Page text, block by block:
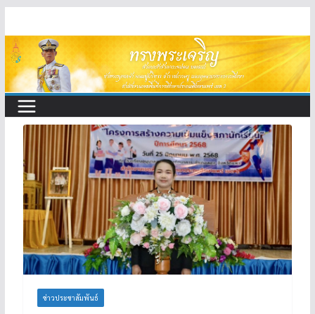
to
content
ข่าวประชาสัมพันธ์